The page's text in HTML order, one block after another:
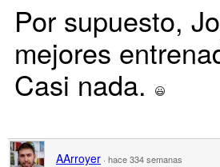
Por supuesto,
mejores
Casi nada.
AArroyer · hace 334 semanas